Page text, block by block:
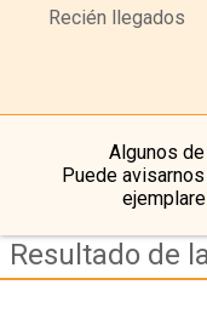
Recién llegados
Algunos
Puede